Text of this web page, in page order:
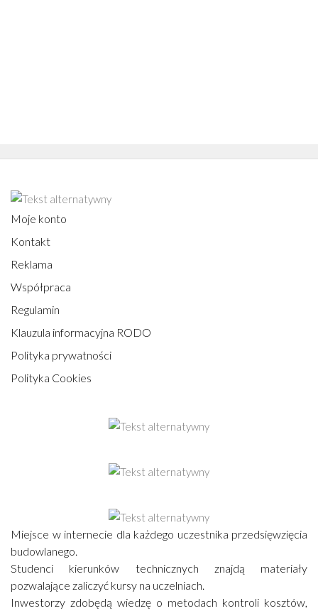
Moje konto
Kontakt
Reklama
Współpraca
Regulamin
Klauzula informacyjna RODO
Polityka prywatności
Polityka Cookies
Miejsce w internecie dla każdego uczestnika przedsięwzięcia
budowlanego.
Studenci kierunków technicznych znajdą materiały
pozwalające zaliczyć kursy na uczelniach.
Inwestorzy zdobędą wiedzę o metodach kontroli kosztów,